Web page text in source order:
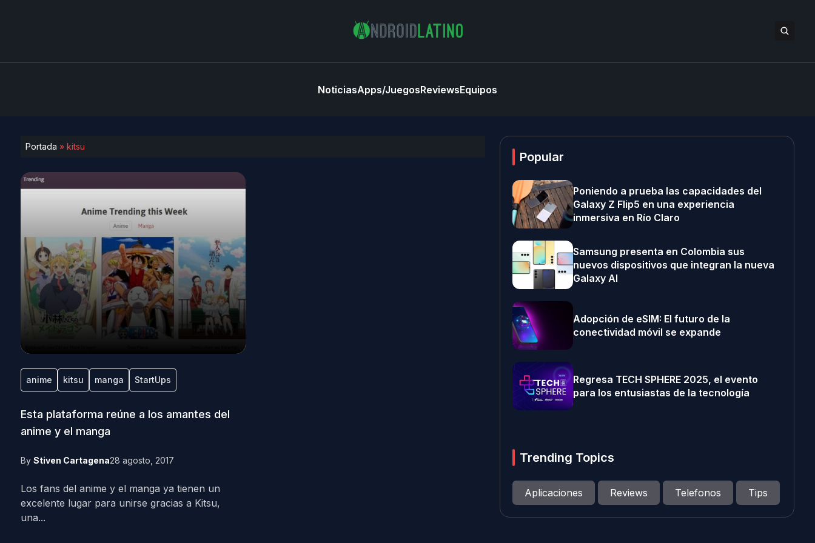
NoticiasApps/JuegosReviewsEquipos
Portada » kitsu
anime kitsu manga StartUps
Esta plataforma reúne a los amantes del
anime y el manga
By Stiven Cartagena28 agosto, 2017
Los fans del anime y el manga ya tienen un
excelente lugar para unirse gracias a Kitsu,
una...
Popular
Poniendo a prueba las capacidades del
Galaxy Z Flip5 en una experiencia
inmersiva en Río Claro
Samsung presenta en Colombia sus
nuevos dispositivos que integran la nueva
Galaxy AI
Adopción de eSIM: El futuro de la
conectividad móvil se expande
Regresa TECH SPHERE 2025, el evento
para los entusiastas de la tecnología
Trending Topics
Aplicaciones Reviews Telefonos Tips